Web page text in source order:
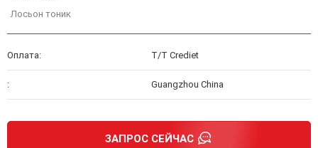
Лосьон тоник
Оплата: T/T Crediet
: Guangzhou China
ЗАПРОС СЕЙЧАС